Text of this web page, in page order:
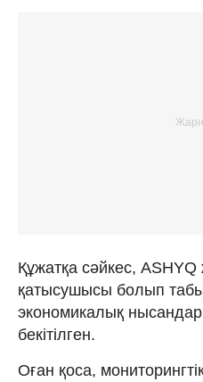
Құжатқа сәйкес,
қатысушысы болып
экономикалық
бекітілген.
Оған қоса,